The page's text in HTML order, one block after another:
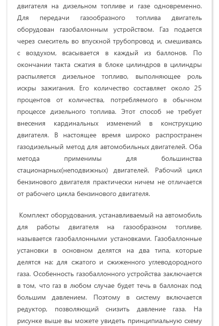
двигателя на дизельном топливе и газе одновременно.
Для передачи газообразного топлива двигатель
оборудован газобаллонным устройством. Газ подается
через смеситель во впускной трубопровод и, смешиваясь
с воздухом, всасывается в каждый из баллонов. По
окончании такта сжатия в блоке цилиндров в цилиндры
распыляется дизельное топливо, выполняющее роль
искры зажигания. Его количество составляет около 25
процентов от количества, потребляемого в обычном
процессе дизельного топлива. Этот способ не требует
внесения кардинальных изменений в конструкцию
двигателя. В настоящее время широко распространен
газодизельный метод для автомобильных двигателей. Оба
метода применимы для большинства
стационарных(неподвижных) двигателей. Рабочий цикл
бензинового двигателя практически ничем не отличается
от рабочего цикла бензинового двигателя.
Комплект оборудования, устанавливаемый на автомобиль
для работы двигателя на газообразном топливе,
называется газобаллонными установками. Газобаллонные
установки в основном делятся на два типа, которые
делятся на: для сжатого и сжиженного углеводородного
газа. Особенность газобаллонного устройства заключается
в том, что газ в любом случае будет течь в баллонах под
большим давлением. Поэтому в систему включается
редуктор, позволяющий снизить давление газа. На
рисунке выше вы можете увидеть принципиальную схему